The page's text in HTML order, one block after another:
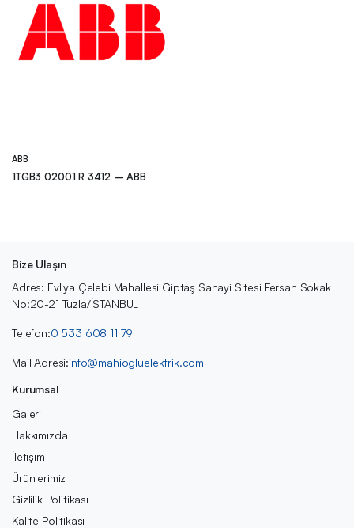
ABB
1TGB3 02001 R 3412 – ABB
Bize Ulaşın
Adres: Evliya Çelebi Mahallesi Giptaş Sanayi Sitesi Fersah Sokak
No:20-21 Tuzla/İSTANBUL
Telefon:0 533 608 11 79
Mail Adresi:info@mahiogluelektrik.com
Kurumsal
Galeri
Hakkımızda
İletişim
Ürünlerimiz
Gizlilik Politikası
Kalite Politikası